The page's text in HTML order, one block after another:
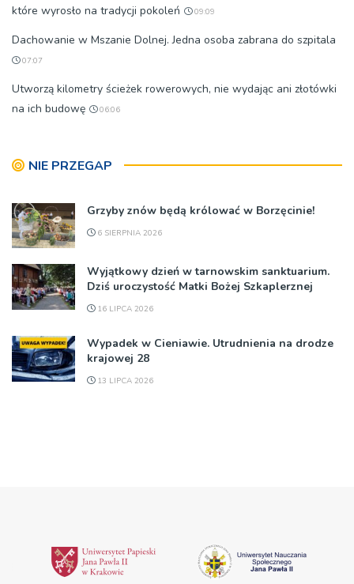
które wyrosło na tradycji pokoleń
09:09
Dachowanie w Mszanie Dolnej. Jedna osoba zabrana do szpitala
07:07
Utworzą kilometry ścieżek rowerowych, nie wydając ani złotówki
na ich budowę
06:06
NIE PRZEGAP
Grzyby znów będą królować w Borzęcinie!
6 SIERPNIA 2026
Wyjątkowy dzień w tarnowskim sanktuarium.
Dziś uroczystość Matki Bożej Szkaplerznej
16 LIPCA 2026
Wypadek w Cieniawie. Utrudnienia na drodze
krajowej 28
13 LIPCA 2026